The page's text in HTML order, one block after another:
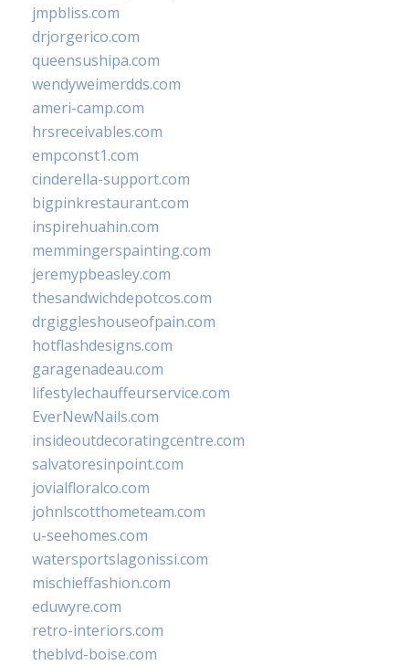
jmpbliss.com
drjorgerico.com
queensushipa.com
wendyweimerdds.com
ameri-camp.com
hrsreceivables.com
empconst1.com
cinderella-support.com
bigpinkrestaurant.com
inspirehuahin.com
memmingerspainting.com
jeremypbeasley.com
thesandwichdepotcos.com
drgiggleshouseofpain.com
hotflashdesigns.com
garagenadeau.com
lifestylechauffeurservice.com
EverNewNails.com
insideoutdecoratingcentre.com
salvatoresinpoint.com
jovialfloralco.com
johnlscotthometeam.com
u-seehomes.com
watersportslagonissi.com
mischieffashion.com
eduwyre.com
retro-interiors.com
theblvd-boise.com